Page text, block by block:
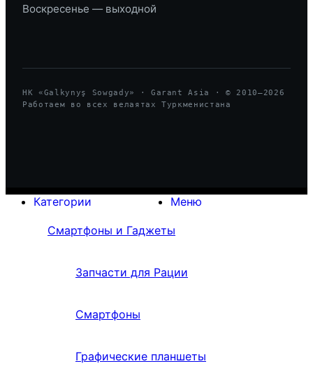
Воскресенье — выходной
HK «Galkynyş Sowgady» · Garant Asia · © 2010—2026
Работаем во всех велаятах Туркменистана
Меню
Категории
Смартфоны и Гаджеты
Запчасти для Рации
Смартфоны
Графические планшеты